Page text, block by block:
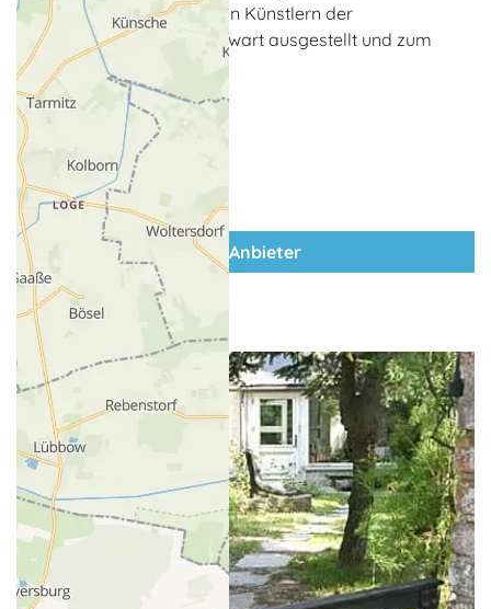
vornehmlich von regionalen Künstlern der
Vergangenheit und Gegenwart ausgestellt und zum
Verkauf angeboten.
zum Anbieter